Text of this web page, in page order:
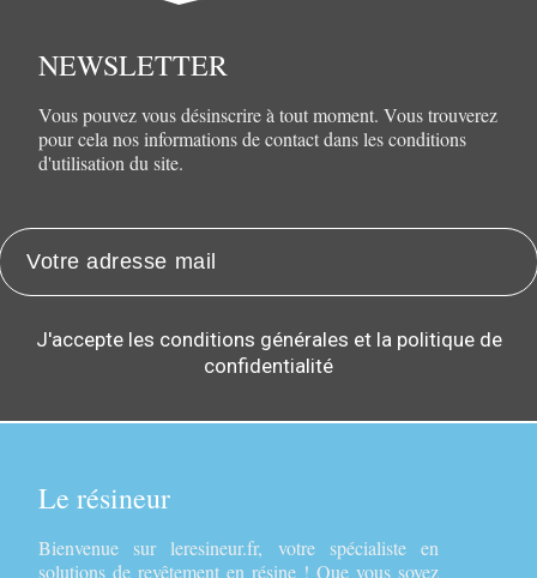
NEWSLETTER
Vous pouvez vous désinscrire à tout moment. Vous trouverez
pour cela nos informations de contact dans les conditions
d'utilisation du site.
J'accepte les conditions générales et la politique de
confidentialité
Le résineur
Bienvenue sur leresineur.fr, votre spécialiste en
solutions de revêtement en résine ! Que vous soyez